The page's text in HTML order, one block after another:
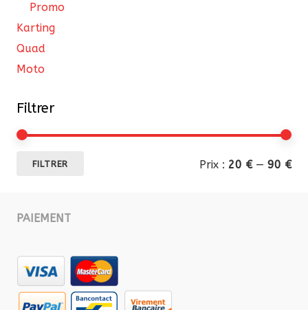
Promo
Karting
Quad
Moto
Filtrer
FILTRER Prix : 20 €— 90 €
PAIEMENT